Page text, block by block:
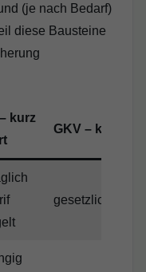
(je nach Bedarf)
diese Bausteine
kurz
GKV – kurz
gesetzlich